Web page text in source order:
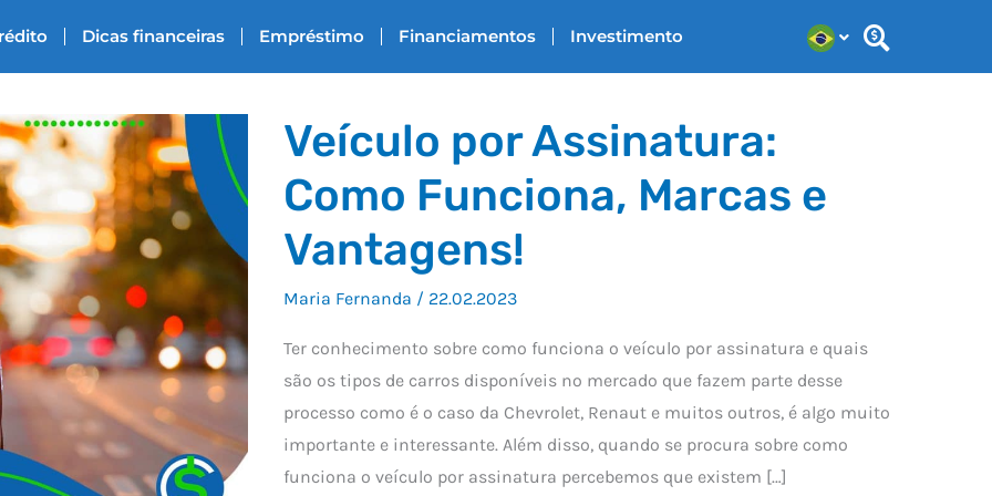
Dicas financeiras Empréstimo Financiamentos Investimento
Veículo por Assinatura:
Como Funciona, Marcas e
Vantagens!
Maria Fernanda / 22.02.2023
Ter conhecimento sobre como funciona o veículo por assinatura e quais
são os tipos de carros disponíveis no mercado que fazem parte desse
processo como é o caso da Chevrolet, Renaut e muitos outros, é algo muito
importante e interessante. Além disso, quando se procura sobre como
funciona o veículo por assinatura percebemos que existem […]